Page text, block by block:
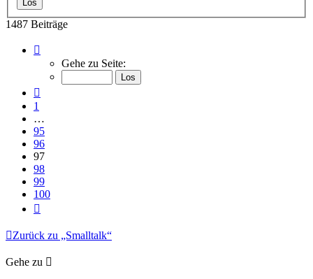
1487 Beiträge
97
von
Gehe zu Seite:
1
…
95
96
97
98
99
100
Zurück zu „Smalltalk“
Gehe zu